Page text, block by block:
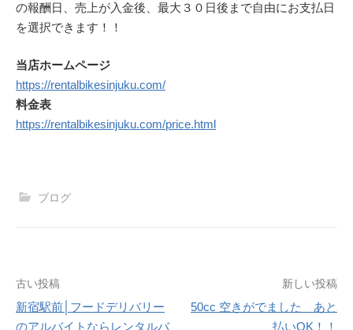
の報酬日、売上が入金後、最大３０日後まで自由にお支払日
を選択できます！！
当店ホームページ
https://rentalbikesinjuku.com/
料金表
https://rentalbikesinjuku.com/price.html
ブログ
投
稿
古い投稿
新宿駅前│フードデリバリー
のアルバイトならレンタルバ
新しい投稿
50cc 空きがでました あと
払いOK！！